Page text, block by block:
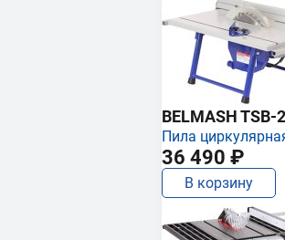
BELMASH TSB-
Пила
36 490 ₽
В корзину